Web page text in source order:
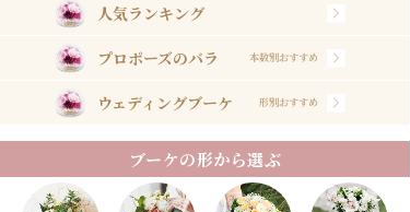
人気ランキング
プロポーズのバラ 本数別おすすめ
ウェディングブーケ 形別おすすめ
ブーケの形から選ぶ